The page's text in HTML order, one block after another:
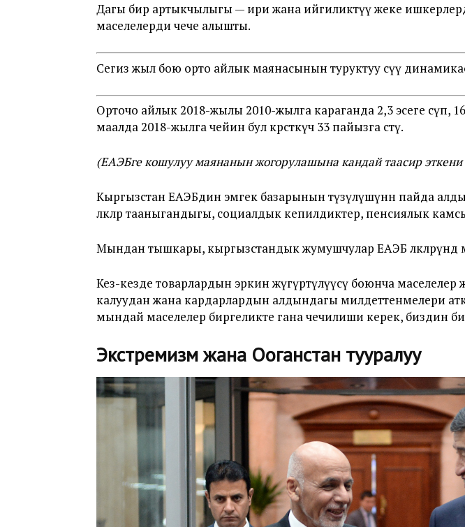
Дагы бир артыкчылыгы — ири жана ийгиликтүү жеке
маселелерди чече алышты.
Сегиз жыл бою орто айлык маянасынын туруктуу өсүү
Орточо айлык 2018-жылы 2010-жылга караганда 2,3 эсеге
маалда 2018-жылга чейин бул көрсөткүч 33 пайызга өстү.
(ЕАЭБге кошулуу маянанын жогорулашына кандай таасир
Кыргызстан ЕАЭБдин эмгек базарынын түзүлүшүнөн пайда
өлкөлөр тааныгандыгы, социалдык кепилдиктер, пенсиялык
Мындан тышкары, кыргызстандык жумушчулар ЕАЭБ өлкөлөрүндө
Кез-кезде товарлардын эркин жүгүртүлүүсү боюнча
калуудан жана кардарлардын алдындагы милдеттенмелери
мындай маселелер биргеликте гана чечилиши керек, биздин
Экстремизм жана Ооганстан тууралуу